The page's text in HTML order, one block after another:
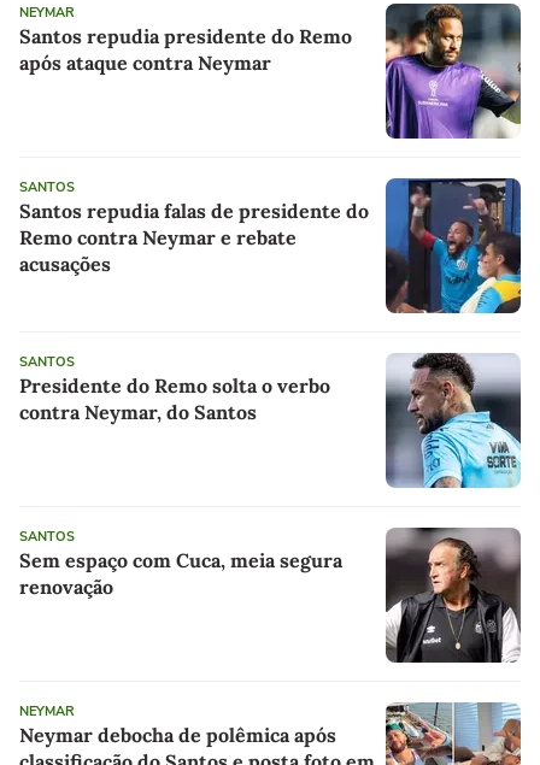
NEYMAR
Santos repudia presidente do Remo
após ataque contra Neymar
SANTOS
Santos repudia falas de presidente do
Remo contra Neymar e rebate
acusações
SANTOS
Presidente do Remo solta o verbo
contra Neymar, do Santos
SANTOS
Sem espaço com Cuca, meia segura
renovação
NEYMAR
Neymar debocha de polêmica após